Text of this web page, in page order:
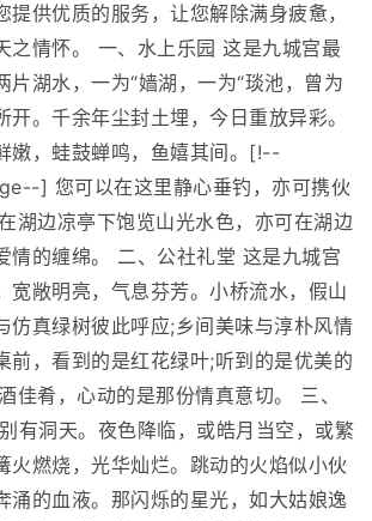
提供优质的服务，让您解除满身疲惫，
之情怀。 一、水上乐园 这是九城宫最
片湖水，一为“嫱湖，一为“琰池，曾为
开。千余年尘封土埋，今日重放异彩。
嫩，蛙鼓蝉鸣，鱼嬉其间。[!--
] 您可以在这里静心垂钓，亦可携伙
湖边凉亭下饱览山光水色，亦可在湖边
情的缠绵。 二、公社礼堂 这是九城宫
宽敞明亮，气息芬芳。小桥流水，假山
仿真绿树彼此呼应;乡间美味与淳朴风情
前，看到的是红花绿叶;听到的是优美的
佳肴，心动的是那份情真意切。 三、
有洞天。夜色降临，或皓月当空，或繁
火燃烧，光华灿烂。跳动的火焰似小伙
涌的血液。那闪烁的星光，如大姑娘逸